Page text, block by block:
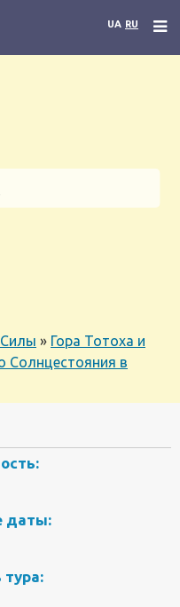
UA RU
» Гора Тотоха и
Солнцестояния в
даты:
тура: